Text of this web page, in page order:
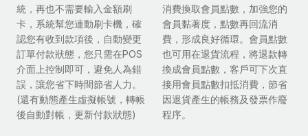
統，再也不需要輸入金額刷
卡，系統幫您連動刷卡機，確
認您有收到款項後，自動變更
訂單付款狀態，您只需在POS
介面上控制即可，避免人為錯
誤，讓您省下時間節省人力。
(還有動態產生虛擬帳號，轉帳
後自動對帳，更新付款狀態)
消費換取會員點數，加強您的
會員黏著度，點數再回流消
費，形成良好循環。會員點數
也可用在退貨流程，將退款轉
換成會員點數，客戶可下次直
接用會員點數扣抵消費，節省
因退貨產生的帳務及發票作廢
程序。